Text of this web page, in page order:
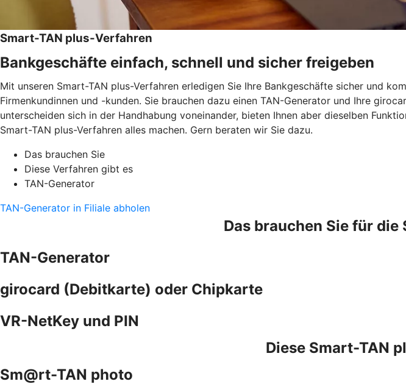
Smart-TAN plus-Verfahren
Bankgeschäfte einfach, schnell und sicher freigeben
Mit unseren Smart-TAN plus-Verfahren erledigen Sie Ihre Bankgeschäfte sicher und
Firmenkundinnen und -kunden. Sie brauchen dazu einen TAN-Generator und Ihre
unterscheiden sich in der Handhabung voneinander, bieten Ihnen aber dieselben
Smart-TAN plus-Verfahren alles machen. Gern beraten wir Sie dazu.
Das brauchen Sie
Diese Verfahren gibt es
TAN-Generator
TAN-Generator in Filiale abholen
Das brauchen Sie für
TAN-Generator
girocard (Debitkarte) oder Chipkarte
VR-NetKey und PIN
Diese Smart-TAN
Sm@rt-TAN photo